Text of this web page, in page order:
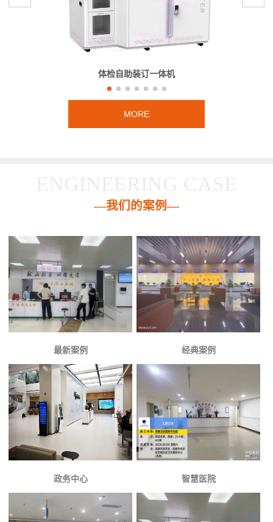
体检自助装订一体机
MORE
—我们的案例—
最新案例 经典案例
政务中心 智慧医院